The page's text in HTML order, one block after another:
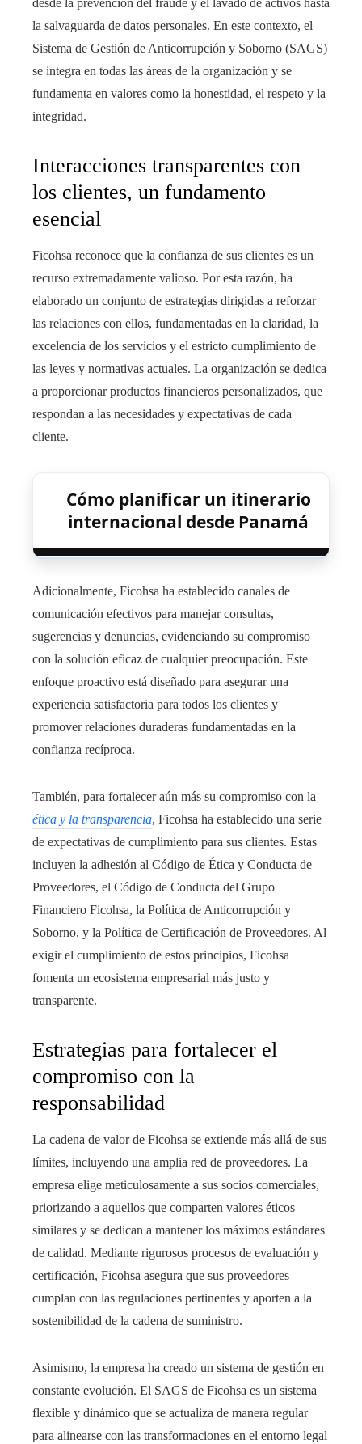
desde la prevención del fraude y el lavado de activos hasta
la salvaguarda de datos personales. En este contexto, el
Sistema de Gestión de Anticorrupción y Soborno (SAGS)
se integra en todas las áreas de la organización y se
fundamenta en valores como la honestidad, el respeto y la
integridad.
Interacciones transparentes con
los clientes, un fundamento
esencial
Ficohsa reconoce que la confianza de sus clientes es un
recurso extremadamente valioso. Por esta razón, ha
elaborado un conjunto de estrategias dirigidas a reforzar
las relaciones con ellos, fundamentadas en la claridad, la
excelencia de los servicios y el estricto cumplimiento de
las leyes y normativas actuales. La organización se dedica
a proporcionar productos financieros personalizados, que
respondan a las necesidades y expectativas de cada
cliente.
Cómo planificar un itinerario
internacional desde Panamá
Adicionalmente, Ficohsa ha establecido canales de
comunicación efectivos para manejar consultas,
sugerencias y denuncias, evidenciando su compromiso
con la solución eficaz de cualquier preocupación. Este
enfoque proactivo está diseñado para asegurar una
experiencia satisfactoria para todos los clientes y
promover relaciones duraderas fundamentadas en la
confianza recíproca.
También, para fortalecer aún más su compromiso con la
ética y la transparencia, Ficohsa ha establecido una serie
de expectativas de cumplimiento para sus clientes. Estas
incluyen la adhesión al Código de Ética y Conducta de
Proveedores, el Código de Conducta del Grupo
Financiero Ficohsa, la Política de Anticorrupción y
Soborno, y la Política de Certificación de Proveedores. Al
exigir el cumplimiento de estos principios, Ficohsa
fomenta un ecosistema empresarial más justo y
transparente.
Estrategias para fortalecer el
compromiso con la
responsabilidad
La cadena de valor de Ficohsa se extiende más allá de sus
límites, incluyendo una amplia red de proveedores. La
empresa elige meticulosamente a sus socios comerciales,
priorizando a aquellos que comparten valores éticos
similares y se dedican a mantener los máximos estándares
de calidad. Mediante rigurosos procesos de evaluación y
certificación, Ficohsa asegura que sus proveedores
cumplan con las regulaciones pertinentes y aporten a la
sostenibilidad de la cadena de suministro.
Asimismo, la empresa ha creado un sistema de gestión en
constante evolución. El SAGS de Ficohsa es un sistema
flexible y dinámico que se actualiza de manera regular
para alinearse con las transformaciones en el entorno legal